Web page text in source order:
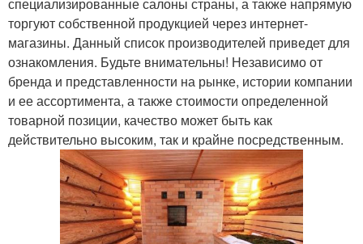
специализированные салоны страны, а также напрямую
торгуют собственной продукцией через интернет-
магазины. Данный список производителей приведет для
ознакомления. Будьте внимательны! Независимо от
бренда и представленности на рынке, истории компании
и ее ассортимента, а также стоимости определенной
товарной позиции, качество может быть как
действительно высоким, так и крайне посредственным.